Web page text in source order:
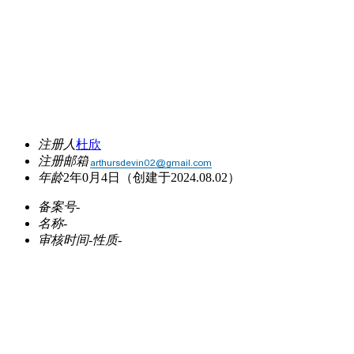
注册人杜欣
注册邮箱
年龄2年0月4日 （创建于2024.08.02）
备案号-
名称-
审核时间-性质-